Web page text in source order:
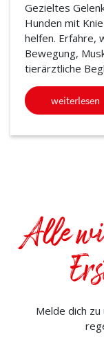
Gezieltes
Hunden mit
helfen. Erfahre,
Bewegung,
tierärztliche
weiterlesen
Alle
Melde dich